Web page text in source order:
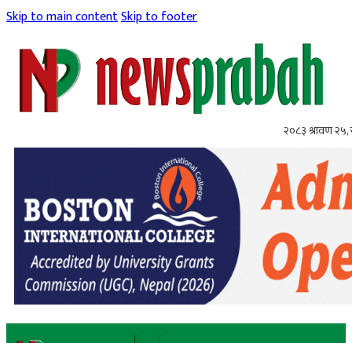
Skip to main contentSkip to footer
२०८३ श्रावण २५,